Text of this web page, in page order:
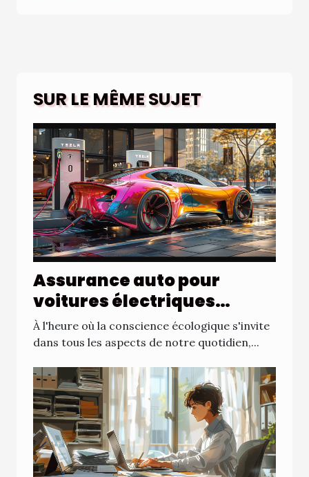
SUR LE MÊME SUJET
Assurance auto pour
voitures électriques
avantages et spécificités
À l'heure où la conscience écologique s'invite
dans tous les aspects de notre quotidien,...